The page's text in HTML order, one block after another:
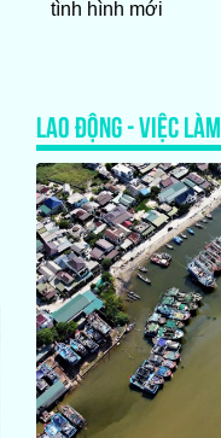
tình hình mới
LAO ĐỘNG - VIỆC LÀM